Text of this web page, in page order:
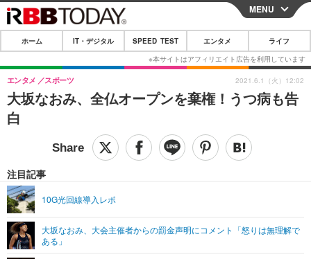
CLOSE
ホーム
IT・デジタル
IT・デジタルTOP スマートフォン
ショッピング その他
SPEED TEST
エンタメTOP 映画・ドラマ
グラビア
ライフTOP
リリース一覧
プッシュ通知の停止方法
MENU
ホーム IT・デジタル SPEED TEST エンタメ ライフ
大坂なおみ、全仏オープンを棄権！うつ病も告
白
エンタメ スポーツ
注目記事
10G光回線導入レポ
大坂なおみ、大会主催者からの罰金声明にコメント「怒りは無理解で
ある」
2021.6.1（火）12:02